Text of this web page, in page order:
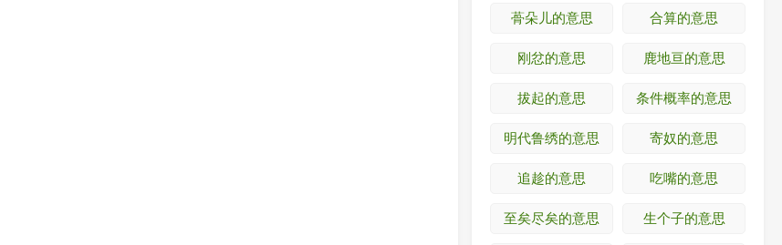
蓇朵儿的意思 合算的意思
刚忿的意思 鹿地亘的意思
拔起的意思 条件概率的意思
明代鲁绣的意思 寄奴的意思
追趁的意思 吃嘴的意思
至矣尽矣的意思 生个子的意思